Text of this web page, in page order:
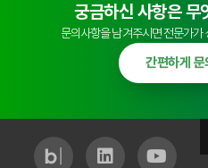
궁금하신 사항은 무
문의사항을 남겨주시면 전문가가
간편하게 문